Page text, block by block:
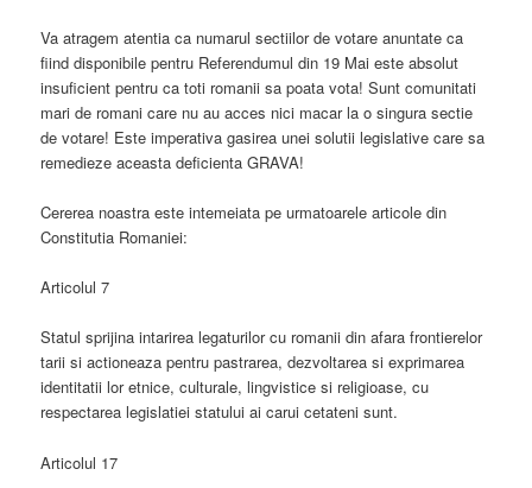
Va atragem atentia ca numarul sectiilor de votare anuntate ca
fiind disponibile pentru Referendumul din 19 Mai este absolut
insuficient pentru ca toti romanii sa poata vota! Sunt comunitati
mari de romani care nu au acces nici macar la o singura sectie
de votare! Este imperativa gasirea unei solutii legislative care sa
remedieze aceasta deficienta GRAVA!
Cererea noastra este intemeiata pe urmatoarele articole din
Constitutia Romaniei:
Articolul 7
Statul sprijina intarirea legaturilor cu romanii din afara frontierelor
tarii si actioneaza pentru pastrarea, dezvoltarea si exprimarea
identitatii lor etnice, culturale, lingvistice si religioase, cu
respectarea legislatiei statului ai carui cetateni sunt.
Articolul 17